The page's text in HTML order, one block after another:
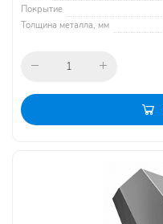
Покрытие
Толщина металла, мм